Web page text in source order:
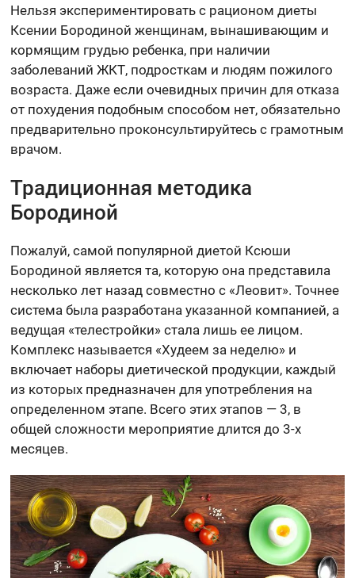
Нельзя экспериментировать с рационом диеты
Ксении Бородиной женщинам, вынашивающим и
кормящим грудью ребенка, при наличии
заболеваний ЖКТ, подросткам и людям пожилого
возраста. Даже если очевидных причин для отказа
от похудения подобным способом нет, обязательно
предварительно проконсультируйтесь с грамотным
врачом.
Традиционная методика
Бородиной
Пожалуй, самой популярной диетой Ксюши
Бородиной является та, которую она представила
несколько лет назад совместно с «Леовит». Точнее
система была разработана указанной компанией, а
ведущая «телестройки» стала лишь ее лицом.
Комплекс называется «Худеем за неделю» и
включает наборы диетической продукции, каждый
из которых предназначен для употребления на
определенном этапе. Всего этих этапов — 3, в
общей сложности мероприятие длится до 3-х
месяцев.